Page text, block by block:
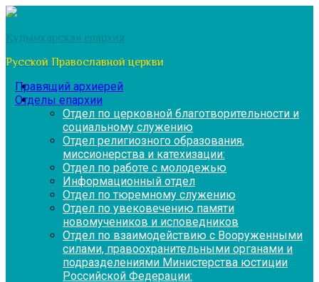
Перейти
содержимому
Кудымкарская епархия
Русской Православной церкви
Правящий архиерей
Отделы епархии
Отдел по церковной благотворительности и
социальному служению
Отдел религиозного образования,
миссионерства и катехизации:
Отдел по работе с молодежью
Информационный отдел
Отдел по тюремному служению
Отдел по увековечению памяти
новомучеников и исповедников
Отдел по взаимодействию с Вооруженными
силами, правоохранительными органами и
подразделениями Министерства юстиции
Российской Федерации: